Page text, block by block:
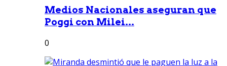
Medios Nacionales aseguran que
Poggi con Milei...
0